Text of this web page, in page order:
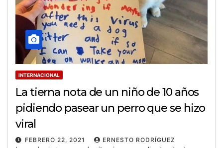
INTERNACIONAL
La tierna nota de un niño de 10 años
pidiendo pasear un perro que se hizo
viral
FEBRERO 22, 2021
ERNESTO RODRÍGUEZ